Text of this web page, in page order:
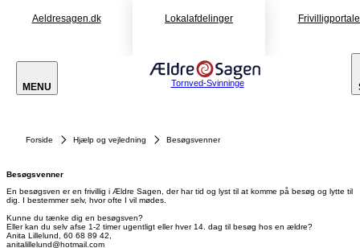
Aeldresagen.dk Lokalafdelinger
MENU Tornved-Svinninge
Forside Hjælp og vejledning Besøgsvenner
Besøgsvenner
En besøgsven er en frivillig i Ældre Sagen, der har tid og lyst til at komme på besøg og lytte til
dig. I bestemmer selv, hvor ofte I vil mødes.
Kunne du tænke dig en besøgsven?
Eller kan du selv afse 1-2 timer ugentligt eller hver 14. dag til besøg hos en ældre?
Anita Lillelund, 60 68 89 42,